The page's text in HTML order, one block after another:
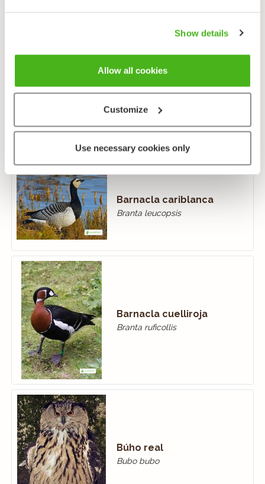
Show details
Allow all cookies
Customize
Use necessary cookies only
Ganso de Canadá
Barnacla cariblanca
Branta leucopsis
Barnacla cuelliroja
Branta ruficollis
Búho real
Bubo bubo